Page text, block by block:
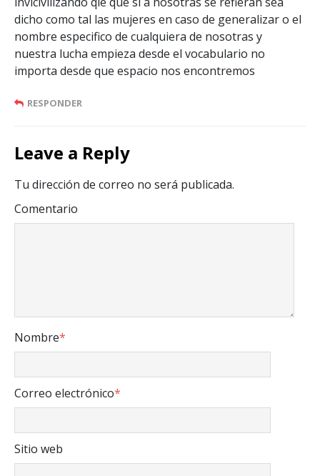
dicho como tal las mujeres en caso de generalizar o el
nombre especifico de cualquiera de nosotras y
nuestra lucha empieza desde el vocabulario no
importa desde que espacio nos encontremos
RESPONDER
Leave a Reply
Tu dirección de correo no será publicada.
Comentario
Nombre*
Correo electrónico*
Sitio web